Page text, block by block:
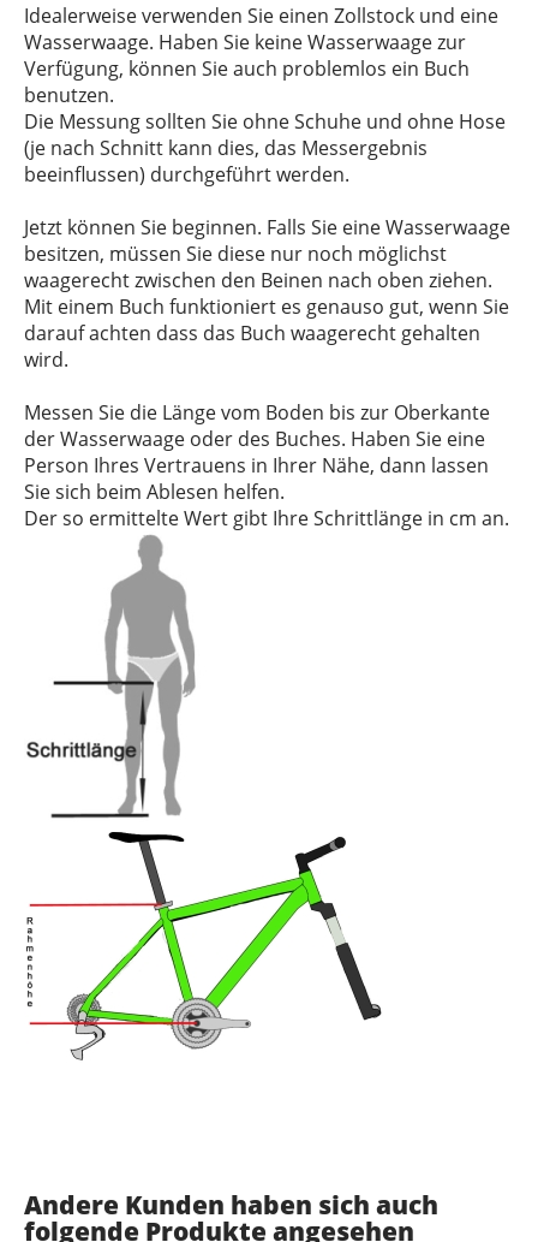
Idealerweise verwenden Sie einen Zollstock und eine
Wasserwaage. Haben Sie keine Wasserwaage zur
Verfügung, können Sie auch problemlos ein Buch
benutzen.
Die Messung sollten Sie ohne Schuhe und ohne Hose
(je nach Schnitt kann dies, das Messergebnis
beeinflussen) durchgeführt werden.
Jetzt können Sie beginnen. Falls Sie eine Wasserwaage
besitzen, müssen Sie diese nur noch möglichst
waagerecht zwischen den Beinen nach oben ziehen.
Mit einem Buch funktioniert es genauso gut, wenn Sie
darauf achten dass das Buch waagerecht gehalten
wird.
Messen Sie die Länge vom Boden bis zur Oberkante
der Wasserwaage oder des Buches. Haben Sie eine
Person Ihres Vertrauens in Ihrer Nähe, dann lassen
Sie sich beim Ablesen helfen.
Der so ermittelte Wert gibt Ihre Schrittlänge in cm an.
Andere Kunden haben sich auch
folgende Produkte angesehen